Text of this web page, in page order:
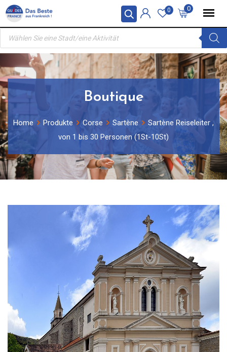
Skip
content
0
0
Products
search
Boutique
Home Produkte Corse Sartène
Sartène Reiseleiter ,
von 1 bis 30 Personen (1St-10St)